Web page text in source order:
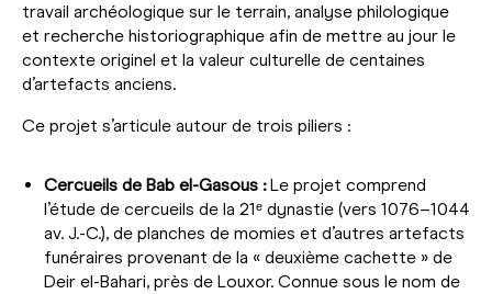
travail archéologique sur le terrain, analyse philologique
et recherche historiographique afin de mettre au jour le
contexte originel et la valeur culturelle de centaines
d’artefacts anciens.
Ce projet s’articule autour de trois piliers :
Cercueils de Bab el-Gasous :Le projet comprend
l’étude de cercueils de la 21ᵉ dynastie (vers 1076–1044
av. J.-C.), de planches de momies et d’autres artefacts
funéraires provenant de la « deuxième cachette » de
Deir el-Bahari, près de Louxor. Connue sous le nom de